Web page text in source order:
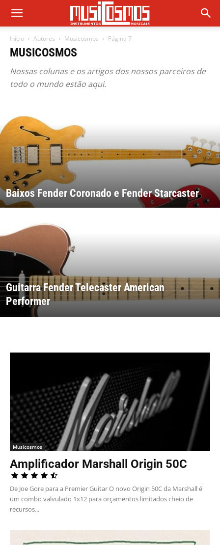
Início Autores Musicosmos Página 7
MUSICOSMOS
Nossas colunas e os artigos dos nossos parceiros de
todo o mundo estão aqui.
Baixos Fender Coronado e Fender Starcaster
Guitarra Fender Telecaster American
Performer
Musicosmos
Amplificador Marshall Origin 50C
De Joe Gore para a Premier Guitar O novo Origin 50C da Marshall é
um combo valvulado 1x12 para orçamentos limitados cheio de
recursos...